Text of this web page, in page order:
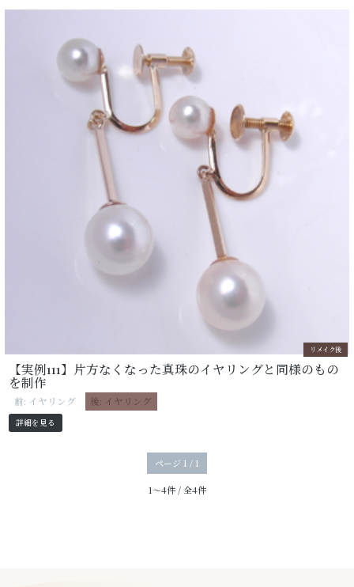
リメイク後
【実例111】片方なくなった真珠のイヤリングと同様のもの
を制作
前: イヤリング 後: イヤリング
詳細を見る
ページ 1 / 1
1〜4件 / 全4件